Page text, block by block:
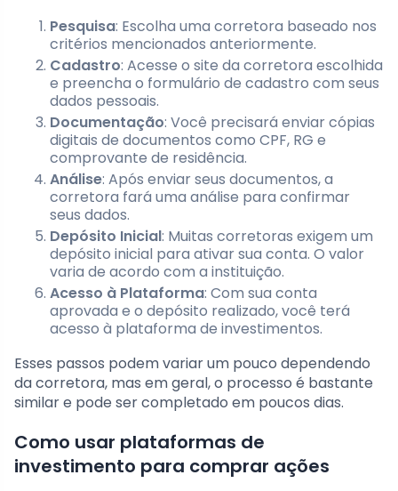
Pesquisa: Escolha uma corretora baseado nos
critérios mencionados anteriormente.
Cadastro: Acesse o site da corretora escolhida
e preencha o formulário de cadastro com seus
dados pessoais.
Documentação: Você precisará enviar cópias
digitais de documentos como CPF, RG e
comprovante de residência.
Análise: Após enviar seus documentos, a
corretora fará uma análise para confirmar
seus dados.
Depósito Inicial: Muitas corretoras exigem um
depósito inicial para ativar sua conta. O valor
varia de acordo com a instituição.
Acesso à Plataforma: Com sua conta
aprovada e o depósito realizado, você terá
acesso à plataforma de investimentos.
Esses passos podem variar um pouco dependendo
da corretora, mas em geral, o processo é bastante
similar e pode ser completado em poucos dias.
Como usar plataformas de
investimento para comprar ações